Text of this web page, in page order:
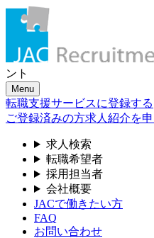
ント
Menu
転職支援サービスに登録する
ご登録済みの方求人紹介を
求人検索
転職希望者
採用担当者
会社概要
JACで働きたい方
FAQ
お問い合わせ